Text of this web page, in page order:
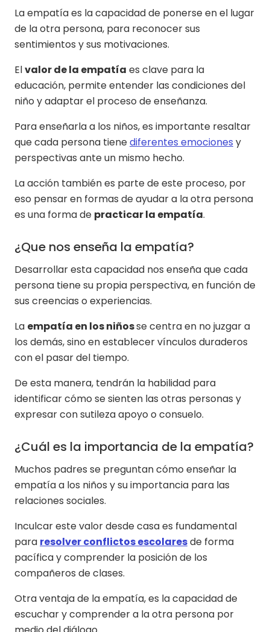
La empatía es la capacidad de ponerse en el lugar
de la otra persona, para reconocer sus
sentimientos y sus motivaciones.
Elvalor de la empatía es clave para la
educación, permite entender las condiciones del
niño y adaptar el proceso de enseñanza.
Para enseñarla a los niños, es importante resaltar
que cada persona tienediferentes emociones y
perspectivas ante un mismo hecho.
La acción también es parte de este proceso, por
eso pensar en formas de ayudar a la otra persona
es una forma de practicar la empatía.
¿Que nos enseña la empatía?
Desarrollar esta capacidad nos enseña que cada
persona tiene su propia perspectiva, en función de
sus creencias o experiencias.
La empatía en los niñosse centra en no juzgar a
los demás, sino en establecer vínculos duraderos
con el pasar del tiempo.
De esta manera, tendrán la habilidad para
identificar cómo se sienten las otras personas y
expresar con sutileza apoyo o consuelo.
¿Cuál es la importancia de la empatía?
Muchos padres se preguntan cómo enseñar la
empatía a los niños y su importancia para las
relaciones sociales.
Inculcar este valor desde casa es fundamental
para resolver conflictos escolaresde forma
pacífica y comprender la posición de los
compañeros de clases.
Otra ventaja de la empatía, es la capacidad de
escuchar y comprender a la otra persona por